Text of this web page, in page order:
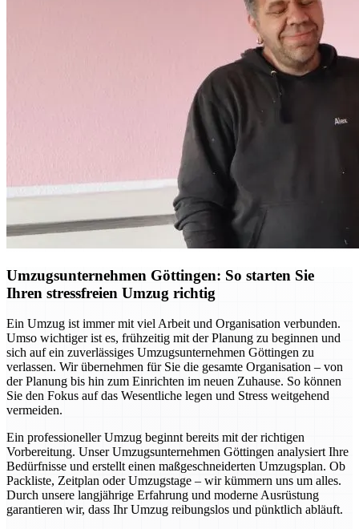
Umzugsunternehmen Göttingen: So starten Sie
Ihren stressfreien Umzug richtig
Ein Umzug ist immer mit viel Arbeit und Organisation verbunden.
Umso wichtiger ist es, frühzeitig mit der Planung zu beginnen und
sich auf ein zuverlässiges Umzugsunternehmen Göttingen zu
verlassen. Wir übernehmen für Sie die gesamte Organisation – von
der Planung bis hin zum Einrichten im neuen Zuhause. So können
Sie den Fokus auf das Wesentliche legen und Stress weitgehend
vermeiden.
Ein professioneller Umzug beginnt bereits mit der richtigen
Vorbereitung. Unser Umzugsunternehmen Göttingen analysiert Ihre
Bedürfnisse und erstellt einen maßgeschneiderten Umzugsplan. Ob
Packliste, Zeitplan oder Umzugstage – wir kümmern uns um alles.
Durch unsere langjährige Erfahrung und moderne Ausrüstung
garantieren wir, dass Ihr Umzug reibungslos und pünktlich abläuft.